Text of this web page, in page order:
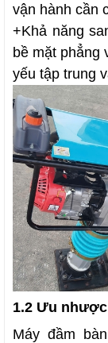
vận hành cần
+Khả năng
bề mặt phẳng
yếu tập trung
1.2 Ưu
Máy đầm